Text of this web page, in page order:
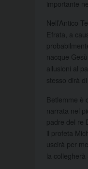
importante
Nell’Antico
Efrata, a
nacque
allusioni al
stesso dirà
Betlemme è
narrata nel
padre del re
il profeta
uscirà per
la collegherà